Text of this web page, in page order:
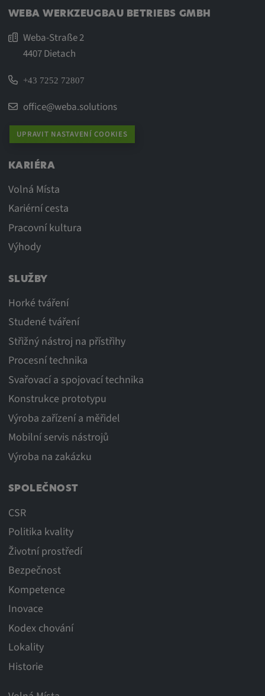
WEBA WERKZEUGBAU BETRIEBS GMBH
Weba-Straße 2
4407 Dietach
+43 7252 72807
office@weba.solutions
UPRAVIT NASTAVENÍ COOKIES
KARIÉRA
Volná Místa
Kariérní cesta
Pracovní kultura
Výhody
SLUŽBY
Horké tváření
Studené tváření
Střižný nástroj na přístřihy
Procesní technika
Svařovací a spojovací technika
Konstrukce prototypu
Výroba zařízení a měřidel
Mobilní servis nástrojů
Výroba na zakázku
SPOLEČNOST
CSR
Politika kvality
Životní prostředí
Bezpečnost
Kompetence
Inovace
Kodex chování
Lokality
Historie